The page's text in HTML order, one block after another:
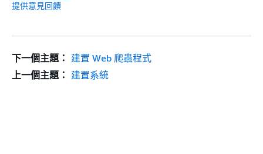
提供意見回饋
下一個主題： 建置 Web 爬蟲程式
上一個主題： 建置系統